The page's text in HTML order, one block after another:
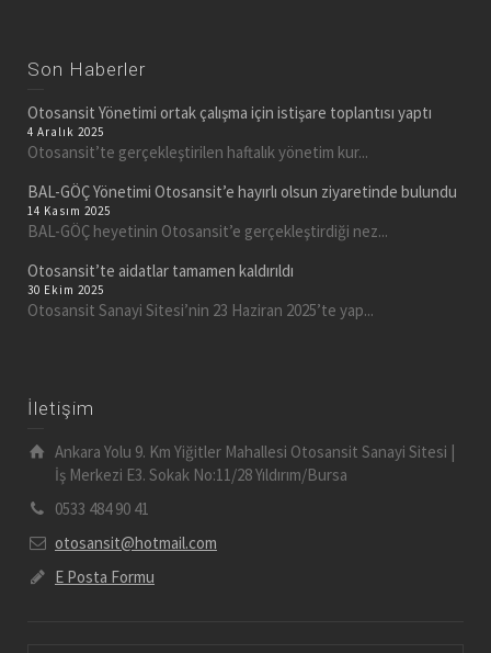
Son Haberler
Otosansit Yönetimi ortak çalışma için istişare toplantısı yaptı
4 Aralık 2025
Otosansit’te gerçekleştirilen haftalık yönetim kur...
BAL-GÖÇ Yönetimi Otosansit’e hayırlı olsun ziyaretinde bulundu
14 Kasım 2025
BAL-GÖÇ heyetinin Otosansit’e gerçekleştirdiği nez...
Otosansit’te aidatlar tamamen kaldırıldı
30 Ekim 2025
Otosansit Sanayi Sitesi’nin 23 Haziran 2025’te yap...
İletişim
Ankara Yolu 9. Km Yiğitler Mahallesi Otosansit Sanayi Sitesi |
İş Merkezi E3. Sokak No:11/28 Yıldırım/Bursa
0533 484 90 41
otosansit@hotmail.com
E Posta Formu